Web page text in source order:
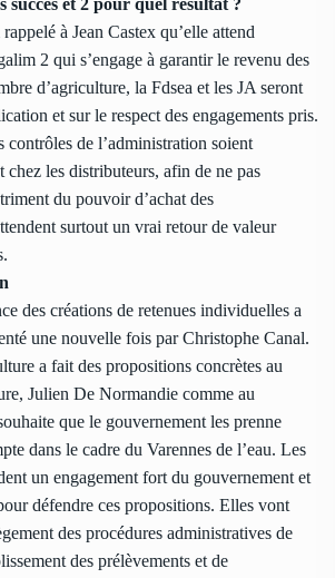
succès et 2 pour quel résultat ?
à Jean Castex qu’elle attend
2 qui s’engage à garantir le revenu des
d’agriculture, la Fdsea et les JA seront
et sur le respect des engagements pris.
contrôles de l’administration soient
chez les distributeurs, afin de ne pas
du pouvoir d’achat des
surtout un vrai retour de valeur
des créations de retenues individuelles a
une nouvelle fois par Christophe Canal.
a fait des propositions concrètes au
Julien De Normandie comme au
que le gouvernement les prenne
dans le cadre du Varennes de l’eau. Les
un engagement fort du gouvernement et
défendre ces propositions. Elles vont
des procédures administratives de
des prélèvements et de